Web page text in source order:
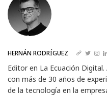
HERNÁN RODRÍGUEZ
Editor en La Ecuación
con más de 30 años de
de la tecnología en la